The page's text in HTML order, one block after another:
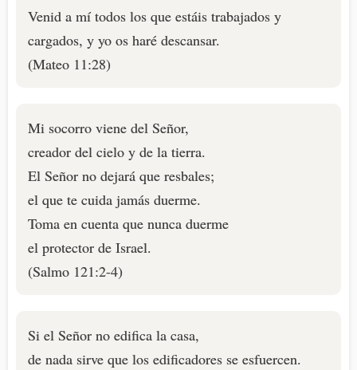
Venid a mí todos los que estáis trabajados y
cargados, y yo os haré descansar.
(Mateo 11:28)
Mi socorro viene del Señor,
creador del cielo y de la tierra.
El Señor no dejará que resbales;
el que te cuida jamás duerme.
Toma en cuenta que nunca duerme
el protector de Israel.
(Salmo 121:2-4)
Si el Señor no edifica la casa,
de nada sirve que los edificadores se esfuercen.